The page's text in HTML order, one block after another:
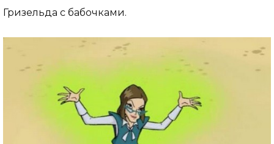
Гризельда с бабочками.